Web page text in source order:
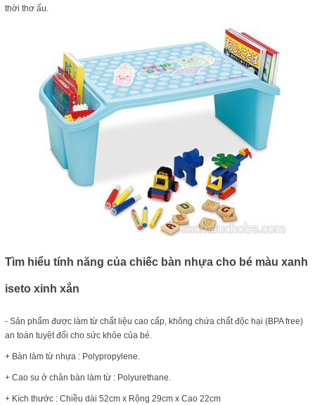
thời thơ ấu.
Tìm hiểu tính năng của chiếc bàn nhựa cho bé màu xanh
iseto xinh xắn
- Sản phẩm được làm từ chất liệu cao cấp, không chứa chất độc hại (BPA free)
an toàn tuyệt đối cho sức khỏe của bé.
+ Bàn làm từ nhựa : Polypropylene.
+ Cao su ở chân bàn làm từ : Polyurethane.
+ Kích thước : Chiều dài 52cm x Rộng 29cm x Cao 22cm